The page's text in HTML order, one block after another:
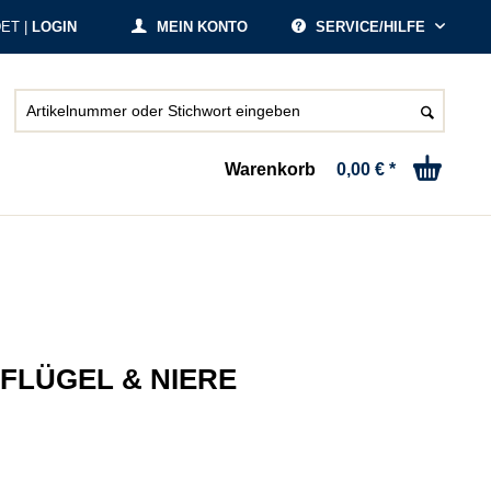
SERVICE/HILFE
MEIN KONTO
| LOGIN
Warenkorb 0,00 € *
& NIERE